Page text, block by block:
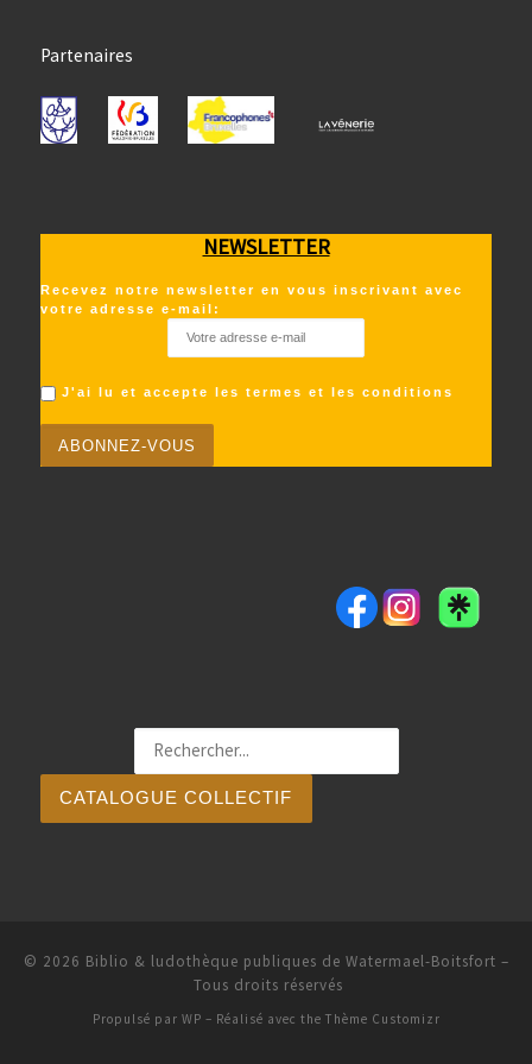
Partenaires
NEWSLETTER
Recevez notre newsletter en vous inscrivant avec
votre adresse e-mail:
J'ai lu et accepte les termes et les conditions
CATALOGUE COLLECTIF
© 2026 Biblio & ludothèque publiques de Watermael-Boitsfort –
Tous droits réservés
Propulsé par WP – Réalisé avec the Thème Customizr